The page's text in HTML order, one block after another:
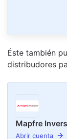
Éste también
distribudores
Mapfre
Abrir cuenta